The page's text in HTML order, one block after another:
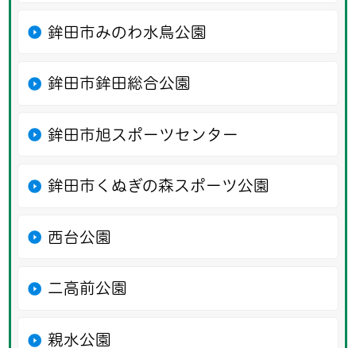
鉾田市みのわ水鳥公園
鉾田市鉾田総合公園
鉾田市旭スポーツセンター
鉾田市くぬぎの森スポーツ公園
西台公園
二高前公園
親水公園